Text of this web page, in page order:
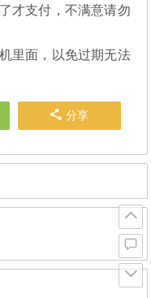
才支付，不满意请勿
里面，以免过期无法
分享